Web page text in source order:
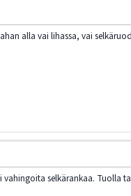
alla vai lihassa, vai
vahingoita selkärankaa. Tuolla